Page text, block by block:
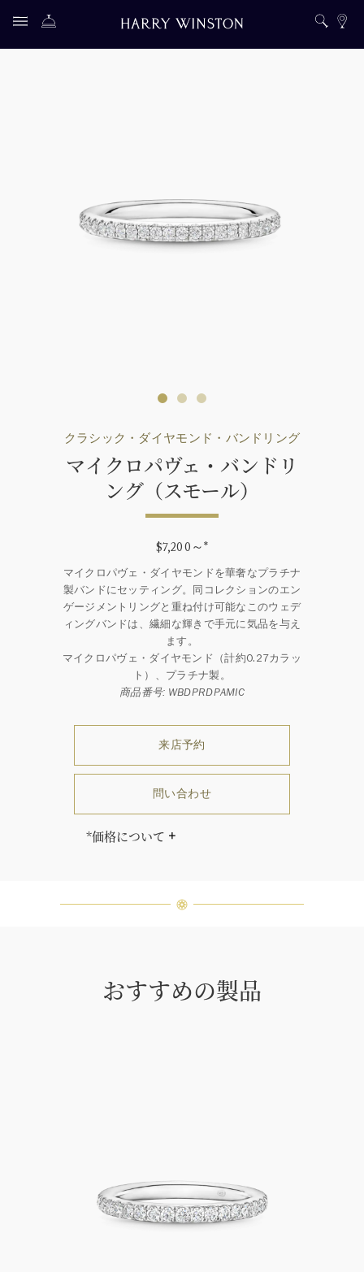
クラシック・ダイヤモンド・バンドリング
マイクロパヴェ・バンドリ
ング（スモール）
$7,200～*
マイクロパヴェ・ダイヤモンドを華奢なプラチナ
製バンドにセッティング。同コレクションのエン
ゲージメントリングと重ね付け可能なこのウェデ
ィングバンドは、繊細な輝きで手元に気品を与え
ます。
マイクロパヴェ・ダイヤモンド（計約0.27カラッ
ト）、プラチナ製。
商品番号: WBDPRDPAMIC
来店予約
問い合わせ
*価格について
ストンはそう語りました。ハリー・
の個性を有する天然の素材であるた
め、同製品間においてカラットおよ
おすすめの製品